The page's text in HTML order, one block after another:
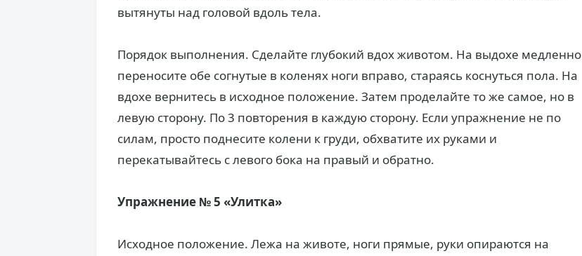
вытянуты над головой вдоль тела.
Порядок выполнения. Сделайте глубокий вдох животом. На выдохе медленно
переносите обе согнутые в коленях ноги вправо, стараясь коснуться пола. На
вдохе вернитесь в исходное положение. Затем проделайте то же самое, но в
левую сторону. По 3 повторения в каждую сторону. Если упражнение не по
силам, просто поднесите колени к груди, обхватите их руками и
перекатывайтесь с левого бока на правый и обратно.
Упражнение № 5 «Улитка»
Исходное положение. Лежа на животе, ноги прямые, руки опираются на